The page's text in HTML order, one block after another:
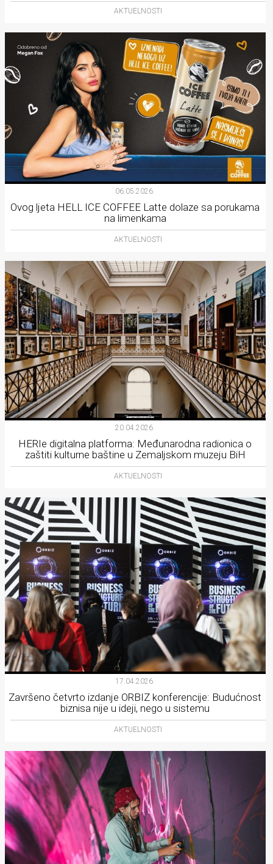
AKTUELNOSTI
06.05.2026.
Ovog ljeta HELL ICE COFFEE Latte dolaze sa porukama
na limenkama
AKTUELNOSTI
20.04.2026.
HERIe digitalna platforma: Međunarodna radionica o
zaštiti kulturne baštine u Zemaljskom muzeju BiH
AKTUELNOSTI
17.04.2026.
Završeno četvrto izdanje ORBIZ konferencije: Budućnost
biznisa nije u ideji, nego u sistemu
AKTUELNOSTI